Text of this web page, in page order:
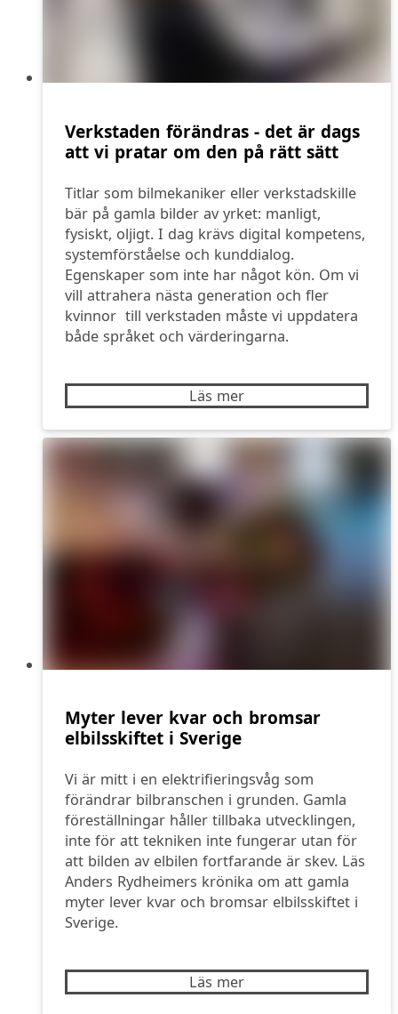
Verkstaden förändras - det är dags
att vi pratar om den på rätt sätt
Titlar som bilmekaniker eller verkstadskille
bär på gamla bilder av yrket: manligt,
fysiskt, oljigt. I dag krävs digital kompetens,
systemförståelse och kunddialog.
Egenskaper som inte har något kön. Om vi
vill attrahera nästa generation och fler
kvinnor till verkstaden måste vi uppdatera
både språket och värderingarna.
Läs mer
Myter lever kvar och bromsar
elbilsskiftet i Sverige
Vi är mitt i en elektrifieringsvåg som
förändrar bilbranschen i grunden. Gamla
föreställningar håller tillbaka utvecklingen,
inte för att tekniken inte fungerar utan för
att bilden av elbilen fortfarande är skev. Läs
Anders Rydheimers krönika om att gamla
myter lever kvar och bromsar elbilsskiftet i
Sverige.
Läs mer